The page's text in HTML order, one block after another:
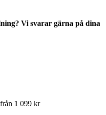
Vi svarar gärna på dina
från 1 099 kr